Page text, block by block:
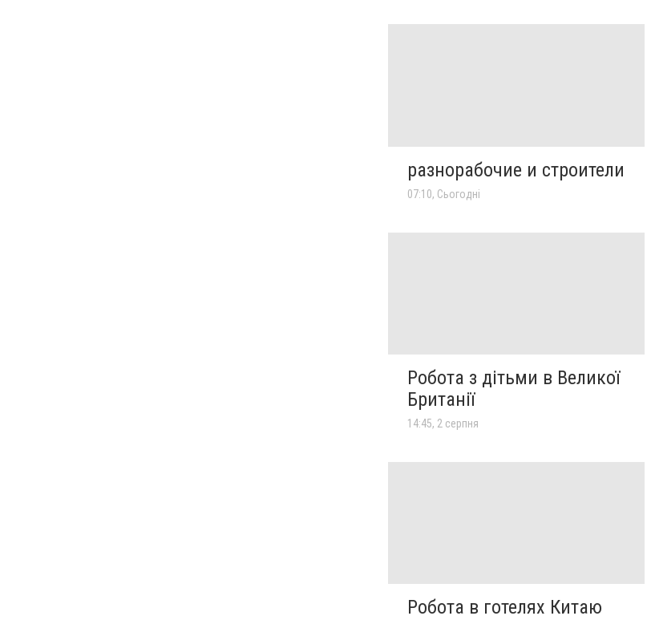
разнорабочие и строители
07:10, Сьогодні
Робота з дітьми в Великої
Британії
14:45, 2 серпня
Робота в готелях Китаю